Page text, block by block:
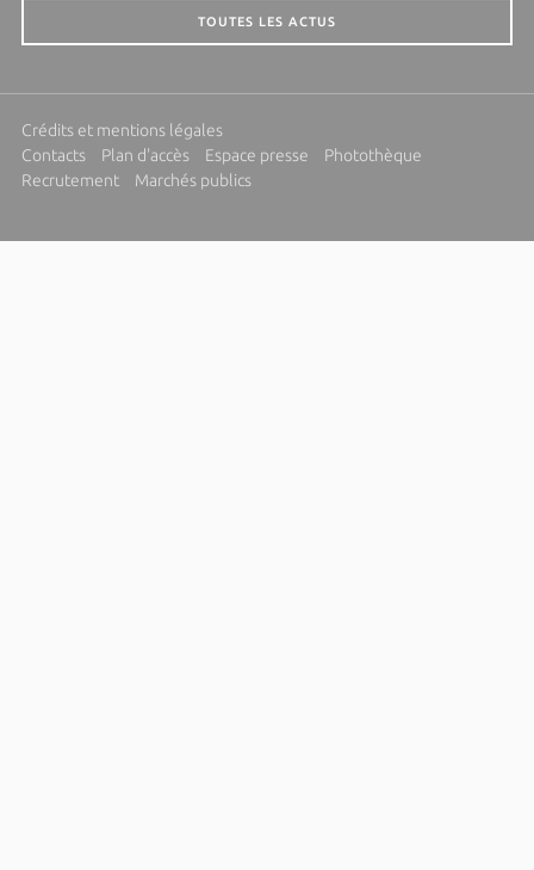
TOUTES LES ACTUS
Crédits et mentions légales
Contacts
Plan d'accès Espace presse
Photothèque
Recrutement
Marchés publics